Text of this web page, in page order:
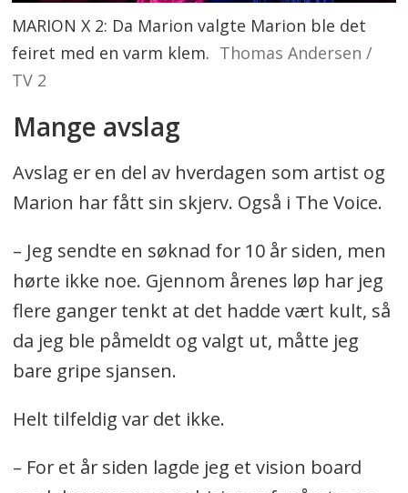
MARION X 2: Da Marion valgte Marion ble det
feiret med en varm klem. Thomas Andersen /
TV 2
Mange avslag
Avslag er en del av hverdagen som artist og
Marion har fått sin skjerv. Også i The Voice.
– Jeg sendte en søknad for 10 år siden, men
hørte ikke noe. Gjennom årenes løp har jeg
flere ganger tenkt at det hadde vært kult, så
da jeg ble påmeldt og valgt ut, måtte jeg
bare gripe sjansen.
Helt tilfeldig var det ikke.
– For et år siden lagde jeg et vision board